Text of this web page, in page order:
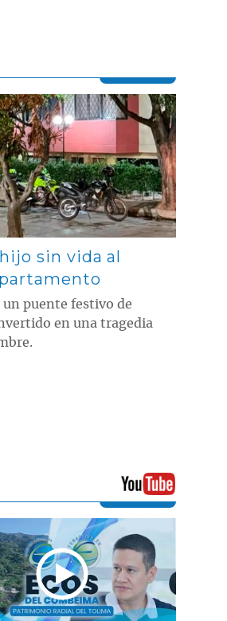
sin vida al
un puente festivo de
en una tragedia